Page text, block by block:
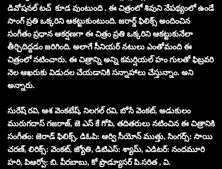
డివోషనల్ టచ్ కూడ వుంటుంది . ఈ చిత్రంలో శివుని నేపథ్యంలో ఉండే
సాంగ్ ప్రతి ఒక్కరిని ఆకట్టుకుంటుంది. జరార్డ్ ఫిలిక్స్ అందించిన
సంగీతం ప్రధాన ఆకర్షణగా ఈ చిత్రం ప్రతి ఒక్కరిని ఆకట్టుకునేలా
తీర్చిదిద్దడం జరిగింది. అలాగే సీనియర్ నటులు ఎంతోమంది ఈ
చిత్రంలో నటించారు. ఈ చిత్రాన్ని అన్ని కమర్షియల్ హం గులతో ఫిబ్రవరి
నెల ఆఖరుకు విడుదల చేయడానికి సన్నాహాలు చేస్తున్నాం. అని
అన్నారు.
సురేష్ రవి, ఆశ వెంకటేష్, నిలగల్ రవి, బోసే వెంకట్, అడుకులం
మురుగదాస్ గజరాజ్, జె ఎస్ కే గోపి, తదితరులు నటించిన ఈ చిత్రానికి
సంగీతం: జెరాడ్ ఫిలిక్స్, డిఓపి: ఆర్వి సీయోన్ ముత్తు, సింగర్స్: సాయి
చరణ్, లిరిక్స్: వెంకట్, జ్యోతి, డిటిఎస్: శ్యామ్, ఎడిటర్: నందమూరి
హరి, పిఆర్వో: బి. వీరబాబు, కో ప్రొడ్యూసర్ పి.సరిత , వి.